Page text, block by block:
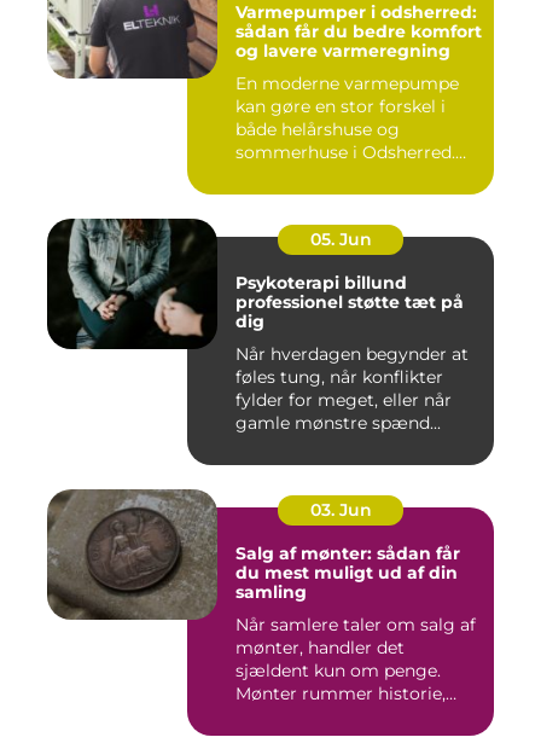
Varmepumper i odsherred:
sådan får du bedre komfort
og lavere varmeregning
En moderne varmepumpe
kan gøre en stor forskel i
både helårshuse og
sommerhuse i Odsherred.
05. Jun
Psykoterapi billund
professionel støtte tæt på
dig
Når hverdagen begynder at
føles tung, når konflikter
fylder for meget, eller når
gamle mønstre spænd...
03. Jun
Salg af mønter: sådan får
du mest muligt ud af din
samling
Når samlere taler om salg af
mønter, handler det
sjældent kun om penge.
Mønter rummer historie,